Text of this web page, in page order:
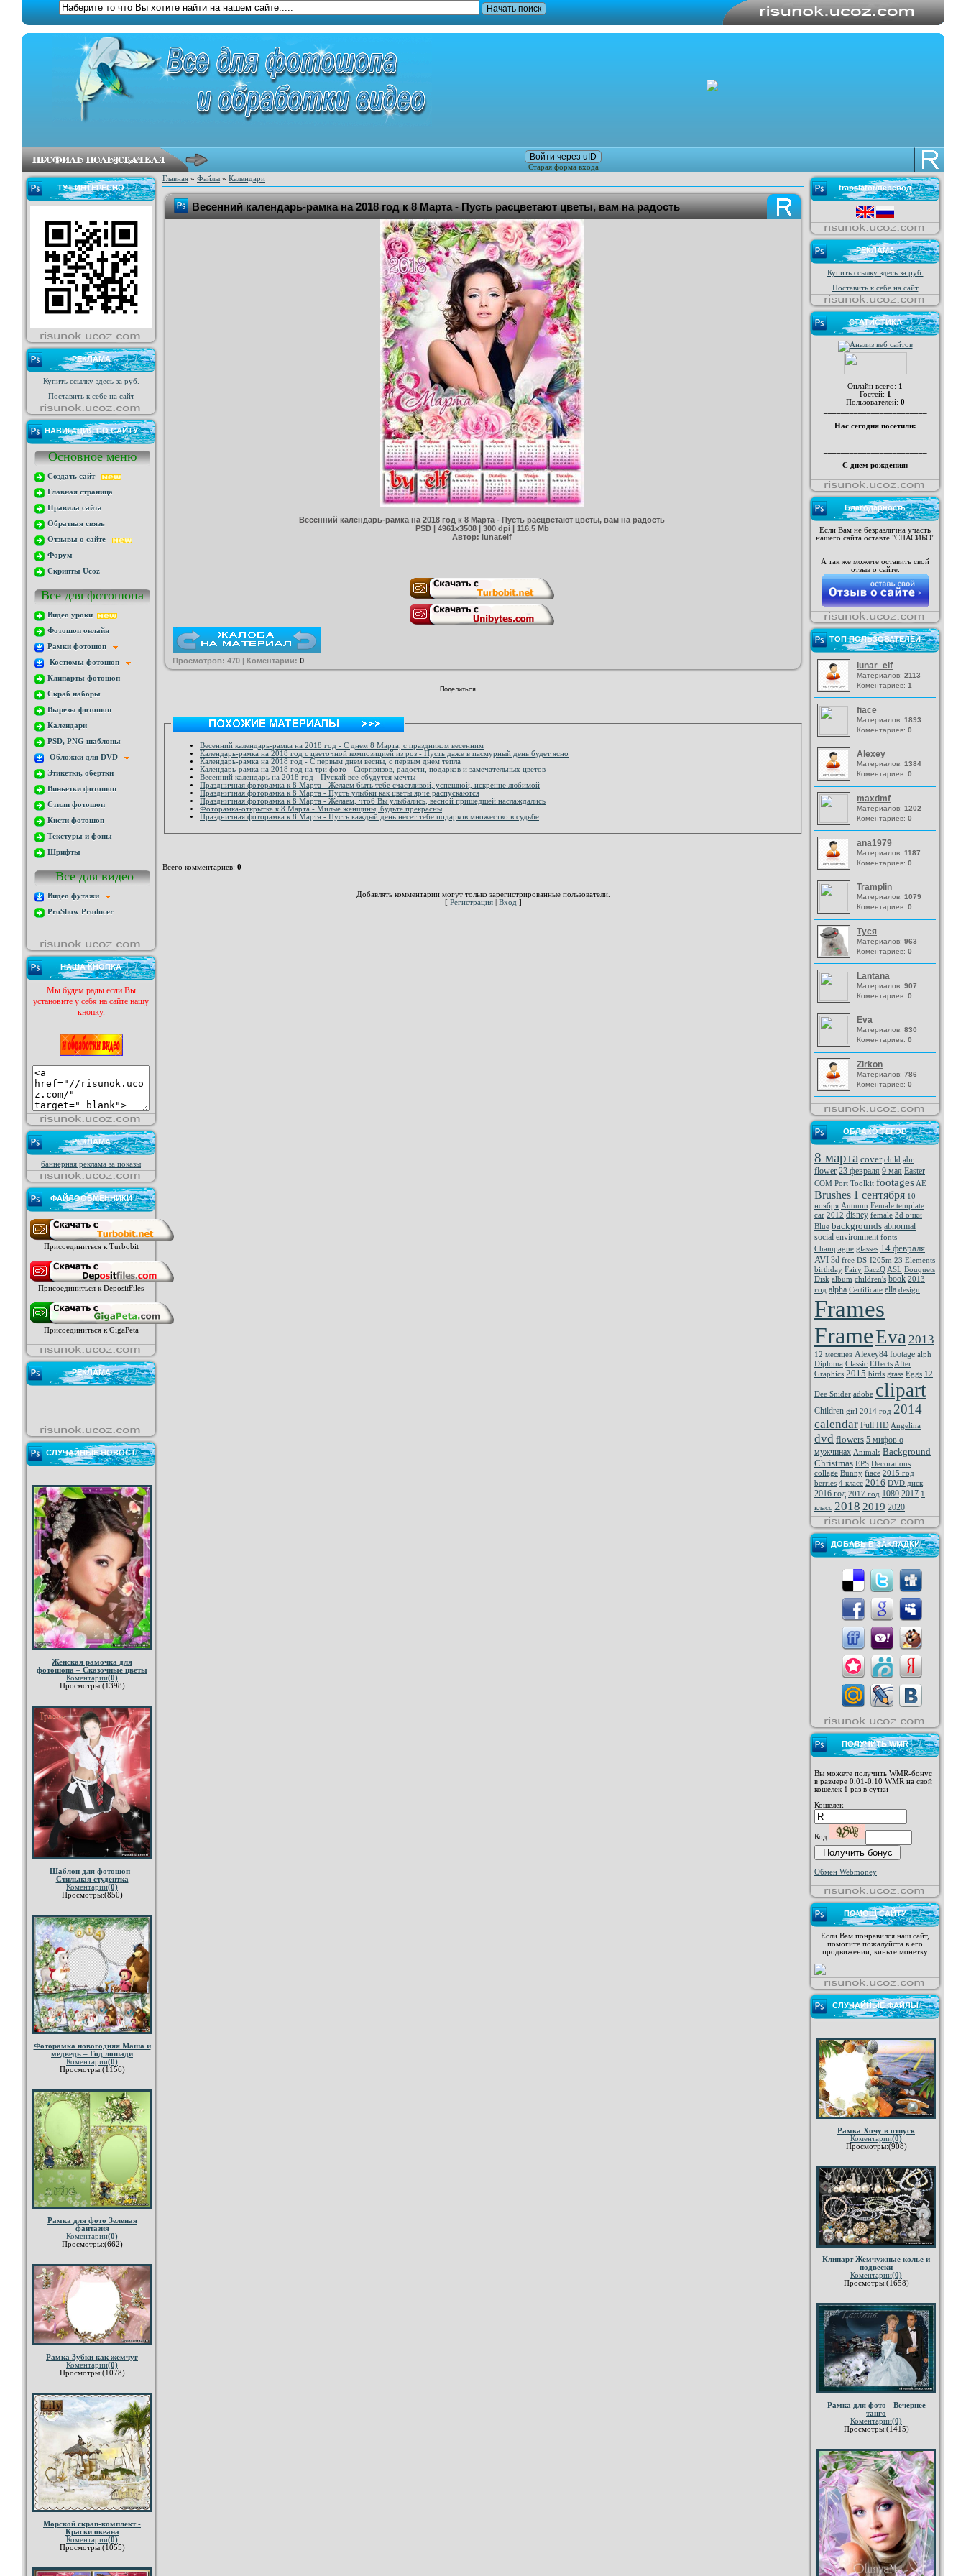
Войти через uID
Старая форма входа
ТУТ ИНТЕРЕСНО
РЕКЛАМА
Купить ссылку здесь за руб.
Поставить к себе на сайт
НАВИГАЦИЯ ПО САЙТУ
Основное меню
Создать сайт
Главная страница
Правила сайта
Обратная связь
Отзывы о сайте
Форум
Скрипты Ucoz
Все для фотошопа
Видео уроки
Фотошоп онлайн
Рамки фотошоп
Костюмы фотошоп
Клипарты фотошоп
Скраб наборы
Вырезы фотошоп
Календари
PSD, PNG шаблоны
Обложки для DVD
Этикетки, обертки
Виньетки фотошоп
Стили фотошоп
Кисти фотошоп
Текстуры и фоны
Шрифты
Все для видео
Видео футажи
ProShow Producer
НАША КНОПКА
Мы будем рады если Вы
установите у себя на сайте нашу
кнопку.
РЕКЛАМА
баннерная реклама за показы
ФАЙЛООБМЕННИКИ
Присоединиться к Turbobit
Присоединиться к DepositFiles
Присоединиться к GigaPeta
РЕКЛАМА
СЛУЧАЙНЫЕ НОВОСТ
Женская рамочка для
фотошопа – Сказочные цветы
Коментарии(0)
Просмотры:(1398)
Шаблон для фотошоп -
Стильная студентка
Коментарии(0)
Просмотры:(850)
Фоторамка новогодняя Маша и
медведь – Год лошади
Коментарии(0)
Просмотры:(1156)
Рамка для фото Зеленая
фантазия
Коментарии(0)
Просмотры:(662)
Рамка Зубки как жемчуг
Коментарии(0)
Просмотры:(1078)
Морской скрап-комплект -
Краски океана
Коментарии(0)
Просмотры:(1055)
Главная » Файлы » Календари
Весенний календарь-рамка на 2018 год к 8 Марта - Пусть расцветают цветы, вам на радость
Весенний календарь-рамка на 2018 год к 8 Марта - Пусть расцветают цветы, вам на радость
PSD | 4961х3508 | 300 dpi | 116.5 Mb
Автор: lunar.elf
Просмотров: 470 | Коментарии: 0
Поделиться…
Весенний календарь-рамка на 2018 год - С днем 8 Марта, с праздником весенним
Календарь-рамка на 2018 год с цветочной композицией из роз - Пусть даже в пасмурный день будет ясно
Календарь-рамка на 2018 год - С первым днем весны, с первым днем тепла
Календарь-рамка на 2018 год на три фото - Сюрпризов, радости, подарков и замечательных цветов
Весенний календарь на 2018 год - Пускай все сбудутся мечты
Праздничная фоторамка к 8 Марта - Желаем быть тебе счастливой, успешной, искренне любимой
Праздничная фоторамка к 8 Марта - Пусть улыбки как цветы ярче распускаются
Праздничная фоторамка к 8 Марта - Желаем, чтоб Вы улыбались, весной пришедшей наслаждались
Фоторамка-открытка к 8 Марта - Милые женщины, будьте прекрасны
Праздничная фоторамка к 8 Марта - Пусть каждый день несет тебе подарков множество в судьбе
Всего комментариев: 0
Добавлять комментарии могут только зарегистрированные пользователи.
[ Регистрация| Вход ]
translator/перевод
РЕКЛАМА
Купить ссылку здесь за руб.
Поставить к себе на сайт
СТАТИСТИКА
Онлайн всего: 1
Гостей: 1
Пользователей: 0
Нас сегодня посетили:
С днем рождения:
Благодарность
Если Вам не безразлична участь
нашего сайта оставте "СПАСИБО"
А так же можете оставить свой
отзыв о сайте.
ТОП ПОЛЬЗОВАТЕЛЕЙ
lunar_elf
Материалов: 2113
Коментариев: 1
fiace
Материалов: 1893
Коментариев: 0
Alexey
Материалов: 1384
Коментариев: 0
maxdmf
Материалов: 1202
Коментариев: 0
ana1979
Материалов: 1187
Коментариев: 0
Tramplin
Материалов: 1079
Коментариев: 0
Туся
Материалов: 963
Коментариев: 0
Lantana
Материалов: 907
Коментариев: 0
Eva
Материалов: 830
Коментариев: 0
Zirkon
Материалов: 786
Коментариев: 0
ОБЛАКО ТЕГОВ
8 марта cover child abr
flower 23 февраля 9 мая Easter
COM Port Toolkit footages AE
Brushes 1 сентября 10
ноября Autumn Female template
car 2012 disney female 3d очки
Blue backgrounds abnormal
social environment fonts
Champagne glasses 14 февраля
AVI 3d free DS-I205m 23 Elements
birthday Fairy BaczQ ASL Bouquets
Disk album children's book 2013
год alpha Certificate ella design
Frames
FrameEva 2013
12 месяцев Alexey84 footage alph
Diploma Classic Effects After
Graphics 2015 birds grass Eggs 12
Dee Snider adobe clipart
Children girl 2014 год 2014
calendar Full HD Angelina
dvd flowers 5 мифов о
мужчинах Animals Background
Christmas EPS Decorations
collage Bunny fiace 2015 год
berries 4 класс 2016 DVD диск
2016 год 2017 год 1080 2017 1
класс 2018 2019 2020
ДОБАВЬ В ЗАКЛАДКИ
ПОЛУЧИТЬ WMR
Вы можете получить WMR-бонус
в размере 0,01-0,10 WMR на свой
кошелек 1 раз в сутки
Кошелек
Код
Обмен Webmoney
ПОМОЩ САЙТУ
Если Вам понравился наш сайт,
помогите пожалуйста в его
продвижении, киньте монетку
СЛУЧАЙНЫЕ ФАЙЛЫ
Рамка Хочу в отпуск
Коментарии(0)
Просмотры:(908)
Клипарт Жемчужные колье и
подвески
Коментарии(0)
Просмотры:(1658)
Рамка для фото - Вечернее
танго
Коментарии(0)
Просмотры:(1415)